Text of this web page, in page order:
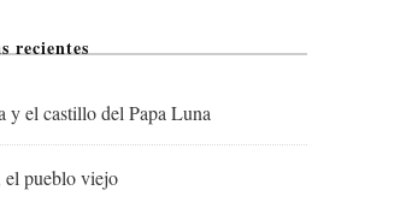
recientes
y el castillo del Papa Luna
el pueblo viejo